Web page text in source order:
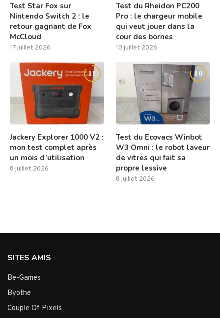
Test Star Fox sur
Nintendo Switch 2 : le
retour gagnant de Fox
McCloud
17 juillet 2026
Test du Rheidon PC200
Pro : le chargeur mobile
qui veut jouer dans la
cour des bornes
10 juillet 2026
8.5
Jackery Explorer 1000 V2 :
mon test complet après
un mois d’utilisation
8 juillet 2026
8.0
Test du Ecovacs Winbot
W3 Omni : le robot laveur
de vitres qui fait sa
propre lessive
8 juillet 2026
SITES AMIS
Be-Games
Byothe
Couple Of Pixels